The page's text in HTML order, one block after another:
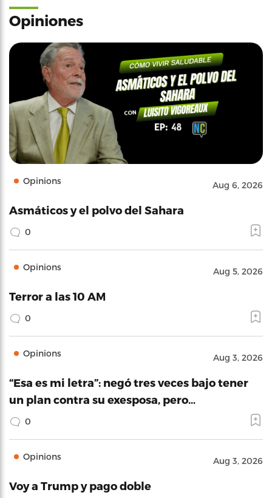
Opiniones
Opinions Aug 6, 2026
Asmáticos y el polvo del Sahara
0
Opinions Aug 5, 2026
Terror a las 10 AM
0
Opinions Aug 3, 2026
“Esa es mi letra”: negó tres veces bajo tener
un plan contra su exesposa, pero…
0
Opinions Aug 3, 2026
Voy a Trump y pago doble